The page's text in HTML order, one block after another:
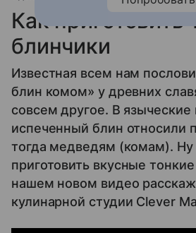
Как приготовить
блинчики
Известная всем нам
блин комом» у древних
совсем другое. В
испеченный блин относили
тогда медведям (комам). Ну
приготовить вкусные
нашем новом видео
кулинарной студии Clever